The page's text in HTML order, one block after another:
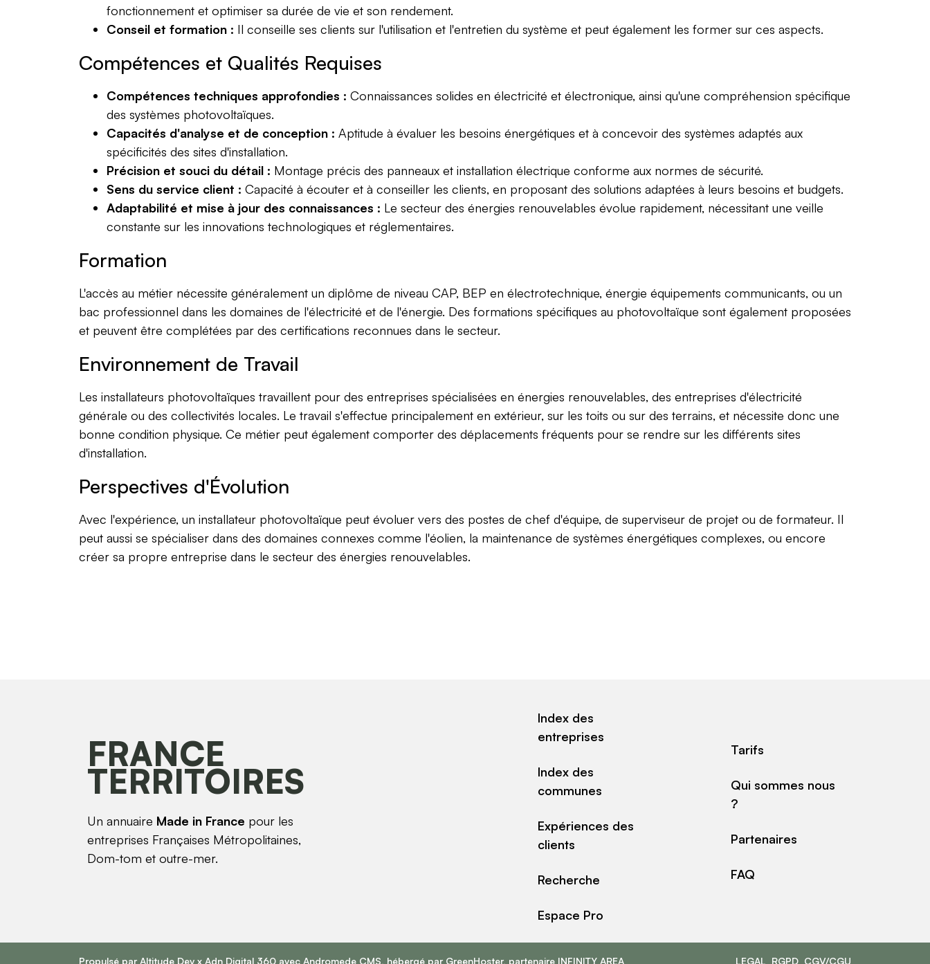
fonctionnement et optimiser sa durée de vie et son rendement.
Conseil et formation : Il conseille ses clients sur l'utilisation et l'entretien du système et peut également les former sur ces aspects.
Compétences et Qualités Requises
Compétences techniques approfondies : Connaissances solides en électricité et électronique, ainsi qu'une compréhension spécifique
des systèmes photovoltaïques.
Capacités d'analyse et de conception : Aptitude à évaluer les besoins énergétiques et à concevoir des systèmes adaptés aux
spécificités des sites d'installation.
Précision et souci du détail : Montage précis des panneaux et installation électrique conforme aux normes de sécurité.
Sens du service client : Capacité à écouter et à conseiller les clients, en proposant des solutions adaptées à leurs besoins et budgets.
Adaptabilité et mise à jour des connaissances : Le secteur des énergies renouvelables évolue rapidement, nécessitant une veille
constante sur les innovations technologiques et réglementaires.
Formation
L'accès au métier nécessite généralement un diplôme de niveau CAP, BEP en électrotechnique, énergie équipements communicants, ou un
bac professionnel dans les domaines de l'électricité et de l'énergie. Des formations spécifiques au photovoltaïque sont également proposées
et peuvent être complétées par des certifications reconnues dans le secteur.
Environnement de Travail
Les installateurs photovoltaïques travaillent pour des entreprises spécialisées en énergies renouvelables, des entreprises d'électricité
générale ou des collectivités locales. Le travail s'effectue principalement en extérieur, sur les toits ou sur des terrains, et nécessite donc une
bonne condition physique. Ce métier peut également comporter des déplacements fréquents pour se rendre sur les différents sites
d'installation.
Perspectives d'Évolution
Avec l'expérience, un installateur photovoltaïque peut évoluer vers des postes de chef d'équipe, de superviseur de projet ou de formateur. Il
peut aussi se spécialiser dans des domaines connexes comme l'éolien, la maintenance de systèmes énergétiques complexes, ou encore
créer sa propre entreprise dans le secteur des énergies renouvelables.
FRANCE
TERRITOIRES
Un annuaire Made in France pour les
entreprises Françaises Métropolitaines,
Dom-tom et outre-mer.
Index des
entreprises
Index des
communes
Expériences des
clients
Recherche
Espace Pro
Tarifs
Qui sommes nous
?
Partenaires
FAQ
Propulsé par Altitude Dev x Adn Digital 360 avec Andromede CMS, hébergé par GreenHoster, partenaire INFINITY AREA LEGAL RGPD CGV/CGU